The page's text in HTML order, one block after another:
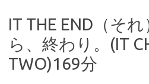
IT THE END（そ
ら、終わり。(IT
TWO)169分